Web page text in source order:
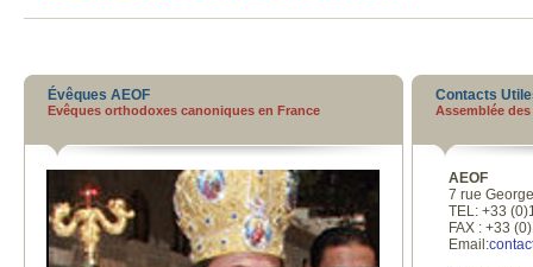
Évêques AEOF
Evêques orthodoxes canoniques en France
Contacts
Assemblée
AEOF
7 rue
TEL: +33
FAX : +33
Email: